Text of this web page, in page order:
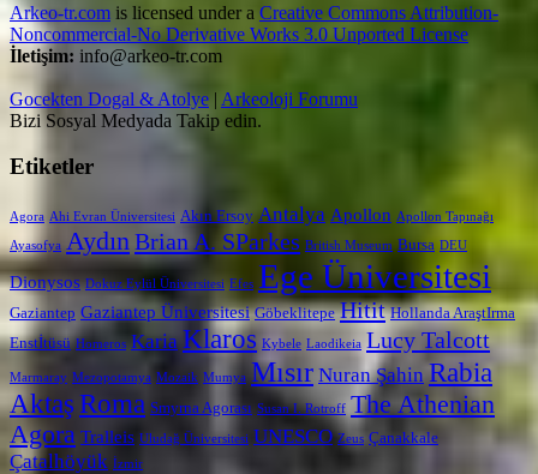
Arkeo-tr.com is licensed under a Creative Commons Attribution-
Noncommercial-No Derivative Works 3.0 Unported License
İletişim: info@arkeo-tr.com
Gocekten Dogal & Atolye | Arkeoloji Forumu
Bizi Sosyal Medyada Takip edin.
Etiketler
Agora Ahi Evran Üniversitesi Akın Ersoy Antalya Apollon Apollon Tapınağı
Ayasofya AydınBrian A. SParkes British Museum Bursa DEU
Dionysos Dokuz Eylül Üniversitesi Efes Ege Üniversitesi
Gaziantep Gaziantep Üniversitesi Göbeklitepe Hitit Hollanda AraştIrma
Enstİtüsü Homeros Karia Klaros Kybele Laodikeia Lucy Talcott
Marmaray Mezopotamya Mozaik Mumya Mısır Nuran Şahin Rabia
Aktaş Roma Smyrna Agorası Susan I. Rotroff The Athenian
Agora Tralleis Uludağ Üniversitesi UNESCO Zeus Çanakkale
Çatalhöyük İzmir